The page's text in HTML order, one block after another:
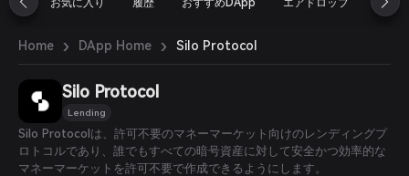
Português (Portugal)
ภาษาไทย
العربية
हिन्दी
Español
Português (Brasil)
Español (Argentina)
Home › DApp Home › Silo Protocol
Silo Protocol
Lending
Silo Protocolは、許可不要のマネーマーケット向けのレンディングプ
ロトコルであり、誰でもすべての暗号資産に対して安全かつ効率的な
マネーマーケットを許可不要で作成できるようにします。